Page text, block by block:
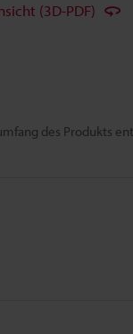
des Produkts
(3D-PDF)